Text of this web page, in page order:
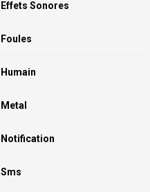
Effets Sonores
Foules
Humain
Metal
Notification
Sms